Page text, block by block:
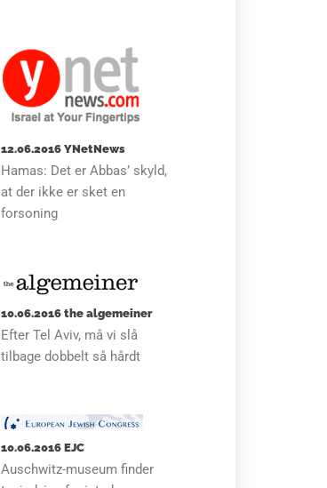
12.06.2016 YNetNews
Hamas: Det er Abbas’ skyld,
at der ikke er sket en
forsoning
10.06.2016 the algemeiner
Efter Tel Aviv, må vi slå
tilbage dobbelt så hårdt
10.06.2016 EJC
Auschwitz-museum finder